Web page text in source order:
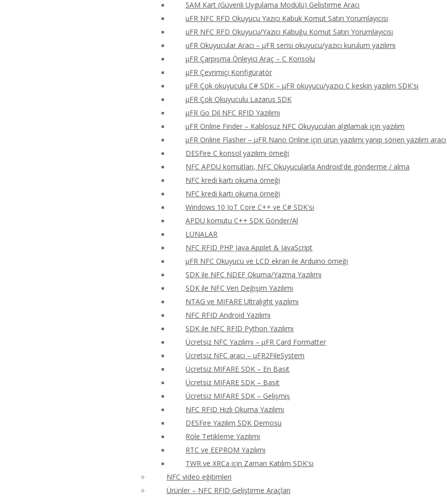
SAM Kart (Güvenli Uygulama Modülü) Geliştirme Aracı
uFR NFC RFD Okuyucu Yazıcı Kabuk Komut Satırı Yorumlayıcısı
uFR NFC RFD Okuyucu/Yazıcı Kabuğu Komut Satırı Yorumlayıcısı
uFR Okuyucular Aracı – μFR serisi okuyucu/yazıcı kurulum yazılımı
μFR Çarpışma Önleyici Araç – C Konsolu
μFR Çevrimiçi Konfigüratör
μFR Çok okuyuculu C# SDK – μFR okuyucu/yazıcı C keskin yazılım SDK'sı
μFR Çok Okuyuculu Lazarus SDK
μFR Go Dil NFC RFID Yazılımı
μFR Online Finder – Kablosuz NFC Okuyucuları algılamak için yazılım
μFR Online Flasher – μFR Nano Online için ürün yazılımı yanıp sönen yazılım aracı
DESFire C konsol yazılımı örneği
NFC APDU komutları, NFC Okuyucularla Android'de gönderme / alma
NFC kredi kartı okuma örneği
NFC kredi kartı okuma örneği
Windows 10 IoT Core C++ ve C# SDK'sı
APDU komutu C++ SDK Gönder/Al
LUNALAR
NFC RFID PHP Java Applet & JavaScript
μFR NFC Okuyucu ve LCD ekran ile Arduino örneği
SDK ile NFC NDEF Okuma/Yazma Yazılımı
SDK ile NFC Veri Değişim Yazılımı
NTAG ve MIFARE Ultralight yazılımı
NFC RFID Android Yazılımı
SDK ile NFC RFID Python Yazılımı
Ücretsiz NFC Yazılımı – μFR Card Formatter
Ücretsiz NFC aracı – uFR2FileSystem
Ücretsiz MIFARE SDK – En Basit
Ücretsiz MIFARE SDK – Basit
Ücretsiz MIFARE SDK – Gelişmiş
NFC RFID Hızlı Okuma Yazılımı
DESFire Yazılım SDK Demosu
Röle Tetikleme Yazılımı
RTC ve EEPROM Yazılımı
TWR ve XRCa için Zaman Katılım SDK'sı
NFC video eğitimleri
Ürünler – NFC RFID Geliştirme Araçları